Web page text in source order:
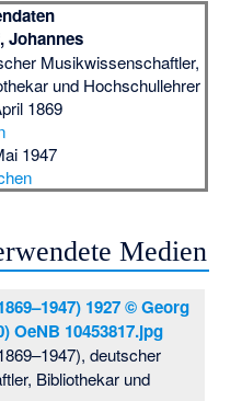
Johannes
Musikwissenschaftler,
und Hochschullehrer
1869
1947
Medien
1927 © Georg
OeNB 10453817.jpg
deutscher
Bibliothekar und